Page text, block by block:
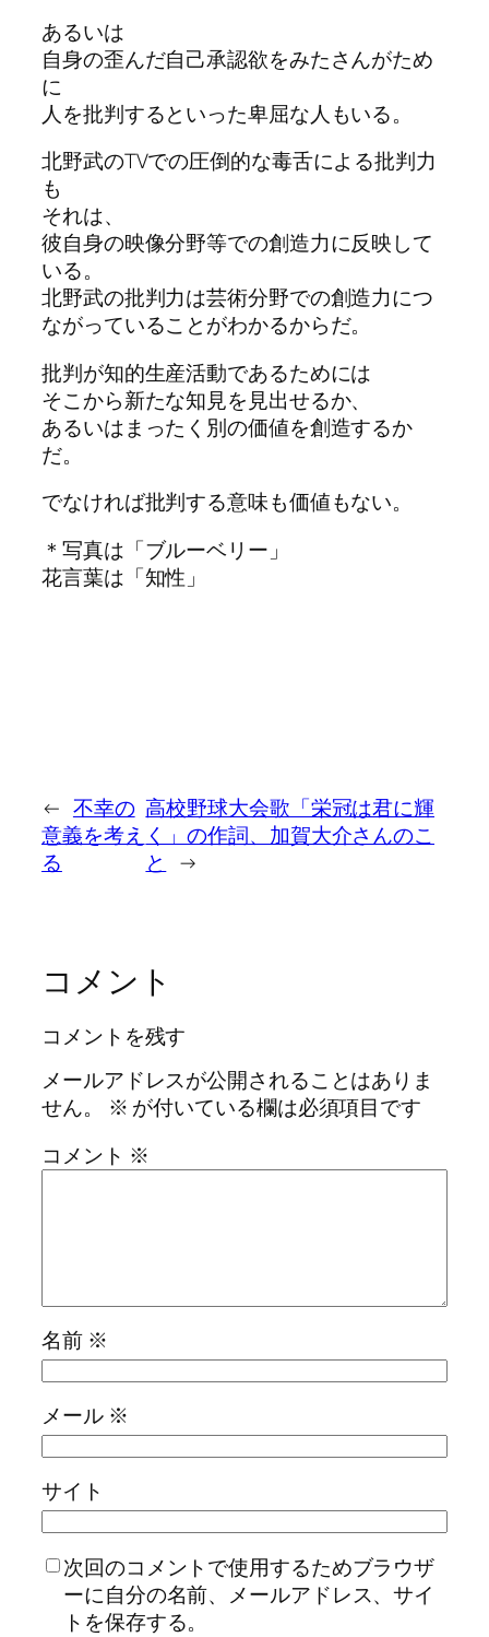
あるいは
自身の歪んだ自己承認欲をみたさんがため
に
人を批判するといった卑屈な人もいる。
北野武のTVでの圧倒的な毒舌による批判力
も
それは、
彼自身の映像分野等での創造力に反映して
いる。
北野武の批判力は芸術分野での創造力につ
ながっていることがわかるからだ。
批判が知的生産活動であるためには
そこから新たな知見を見出せるか、
あるいはまったく別の価値を創造するか
だ。
でなければ批判する意味も価値もない。
＊写真は「ブルーベリー」
花言葉は「知性」
← 不幸の
意義を考え
る
高校野球大会歌「栄冠は君に輝
く」の作詞、加賀大介さんのこ
と
→
コメント
コメントを残す
メールアドレスが公開されることはありま
せん。
※ が付いている欄は必須項目です
コメント ※
名前 ※
メール ※
サイト
次回のコメントで使用するためブラウザ
ーに自分の名前、メールアドレス、サイ
トを保存する。